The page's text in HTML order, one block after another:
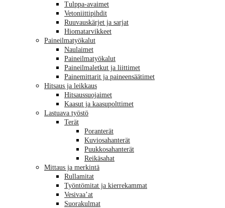
Tulppa-avaimet
Vetoniittipihdit
Ruuvauskärjet ja sarjat
Hiomatarvikkeet
Paineilmatyökalut
Naulaimet
Paineilmatyökalut
Paineilmaletkut ja liittimet
Painemittarit ja paineensäätimet
Hitsaus ja leikkaus
Hitsaussuojaimet
Kaasut ja kaasupolttimet
Lastuava työstö
Terät
Poranterät
Kuviosahanterät
Puukkosahanterät
Reikäsahat
Mittaus ja merkintä
Rullamitat
Työntömitat ja kierrekammat
Vesivaa’at
Suorakulmat